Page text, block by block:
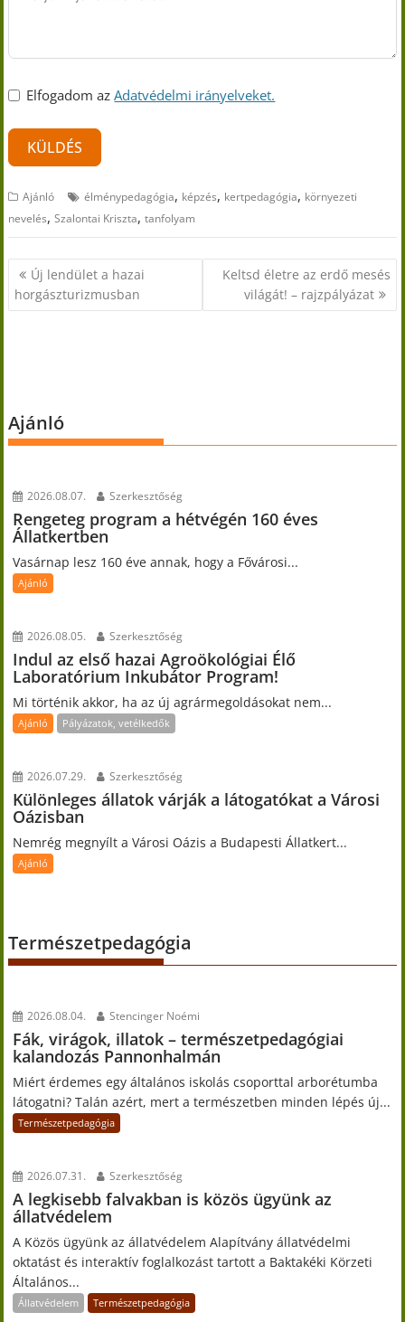
Elfogadom azAdatvédelmi irányelveket.
KÜLDÉS
Ajánló élménypedagógia, képzés, kertpedagógia, környezeti
nevelés,Szalontai Kriszta,tanfolyam
Bejegyzés
navigáció
Új lendület a hazai
horgászturizmusban
Keltsd életre az erdő mesés
világát! – rajzpályázat
Ajánló
2026.08.07. Szerkesztőség
Rengeteg program a hétvégén 160 éves
Állatkertben
Vasárnap lesz 160 éve annak, hogy a Fővárosi...
Ajánló
2026.08.05. Szerkesztőség
Indul az első hazai Agroökológiai Élő
Laboratórium Inkubátor Program!
Mi történik akkor, ha az új agrármegoldásokat nem...
Ajánló Pályázatok, vetélkedők
2026.07.29. Szerkesztőség
Különleges állatok várják a látogatókat a Városi
Oázisban
Nemrég megnyílt a Városi Oázis a Budapesti Állatkert...
Ajánló
Természetpedagógia
2026.08.04. Stencinger Noémi
Fák, virágok, illatok – természetpedagógiai
kalandozás Pannonhalmán
Miért érdemes egy általános iskolás csoporttal arborétumba
látogatni? Talán azért, mert a természetben minden lépés új...
Természetpedagógia
2026.07.31. Szerkesztőség
A legkisebb falvakban is közös ügyünk az
állatvédelem
A Közös ügyünk az állatvédelem Alapítvány állatvédelmi
oktatást és interaktív foglalkozást tartott a Baktakéki Körzeti
Általános...
Állatvédelem Természetpedagógia